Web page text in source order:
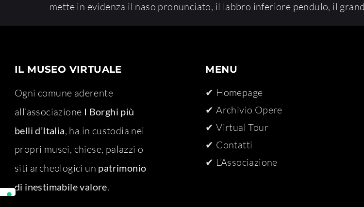
mette in evidenza il naso pronunciato, il labbro inferiore pendulo, il
IL MUSEO VIRTUALE
Ogni comune aderente
all’associazione I Borghi più
belli d’Italia, ha in custodia nei
propri musei, chiese, palazzi o
siti archeologici un patrimonio
di inestimabile valore.
MENU
✔ Homepage
✔ Archivio Opere​
✔ Virtual Tour
✔ Contatti
✔ L’Associazione